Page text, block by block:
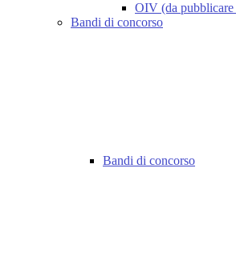
OIV (da pubblicare
Bandi di concorso
Bandi di concorso